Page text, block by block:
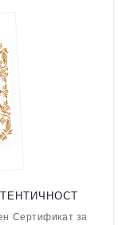
Сертификат за